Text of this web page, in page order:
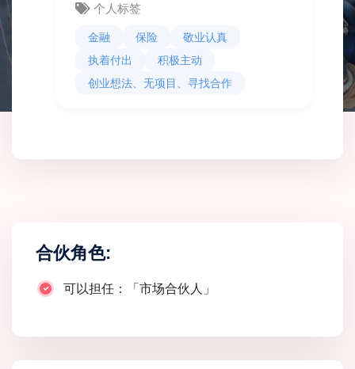
个人标签
金融 保险
敬业认真
执着付出
积极主动
创业想法、无项目、寻找合作
合伙角色:
可以担任：「市场合伙人」